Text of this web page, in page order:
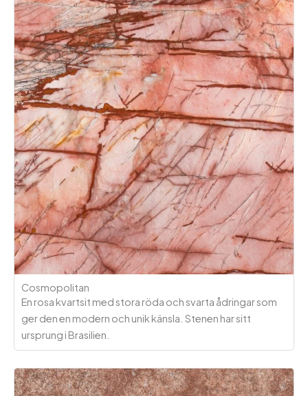
Cosmopolitan
En rosa kvartsit med stora röda och svarta ådringar som
ger den en modern och unik känsla. Stenen har sitt
ursprung i Brasilien.